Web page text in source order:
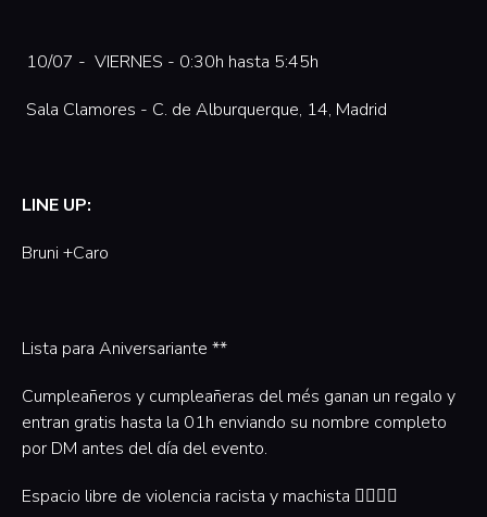
10/07 - VIERNES - 0:30h hasta 5:45h
Sala Clamores - C. de Alburquerque, 14, Madrid
LINE UP:
Bruni +Caro
Lista para Aniversariante **
Cumpleañeros y cumpleañeras del més ganan un regalo y
entran gratis hasta la 01h enviando su nombre completo
por DM antes del día del evento.
Espacio libre de violencia racista y machista ✊🏾🏳️‍🌈